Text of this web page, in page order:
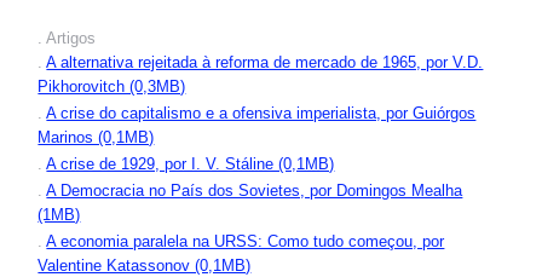
. Artigos
.A alternativa rejeitada à reforma de mercado de 1965, por V.D.
Pikhorovitch (0,3MB)
.A crise do capitalismo e a ofensiva imperialista, por Guiórgos
Marinos (0,1MB)
.A crise de 1929, por I. V. Stáline (0,1MB)
.A Democracia no País dos Sovietes, por Domingos Mealha
(1MB)
.A economia paralela na URSS: Como tudo começou, por
Valentine Katassonov (0,1MB)